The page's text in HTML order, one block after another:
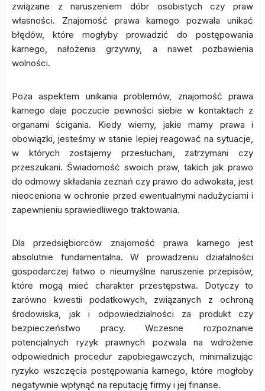
związane z naruszeniem dóbr osobistych czy praw
własności. Znajomość prawa karnego pozwala unikać
błędów, które mogłyby prowadzić do postępowania
karnego, nałożenia grzywny, a nawet pozbawienia
wolności.
Poza aspektem unikania problemów, znajomość prawa
karnego daje poczucie pewności siebie w kontaktach z
organami ścigania. Kiedy wiemy, jakie mamy prawa i
obowiązki, jesteśmy w stanie lepiej reagować na sytuacje,
w których zostajemy przesłuchani, zatrzymani czy
przeszukani. Świadomość swoich praw, takich jak prawo
do odmowy składania zeznań czy prawo do adwokata, jest
nieoceniona w ochronie przed ewentualnymi nadużyciami i
zapewnieniu sprawiedliwego traktowania.
Dla przedsiębiorców znajomość prawa karnego jest
absolutnie fundamentalna. W prowadzeniu działalności
gospodarczej łatwo o nieumyślne naruszenie przepisów,
które mogą mieć charakter przestępstwa. Dotyczy to
zarówno kwestii podatkowych, związanych z ochroną
środowiska, jak i odpowiedzialności za produkt czy
bezpieczeństwo pracy. Wczesne rozpoznanie
potencjalnych ryzyk prawnych pozwala na wdrożenie
odpowiednich procedur zapobiegawczych, minimalizując
ryzyko wszczęcia postępowania karnego, które mogłoby
negatywnie wpłynąć na reputację firmy i jej finanse.